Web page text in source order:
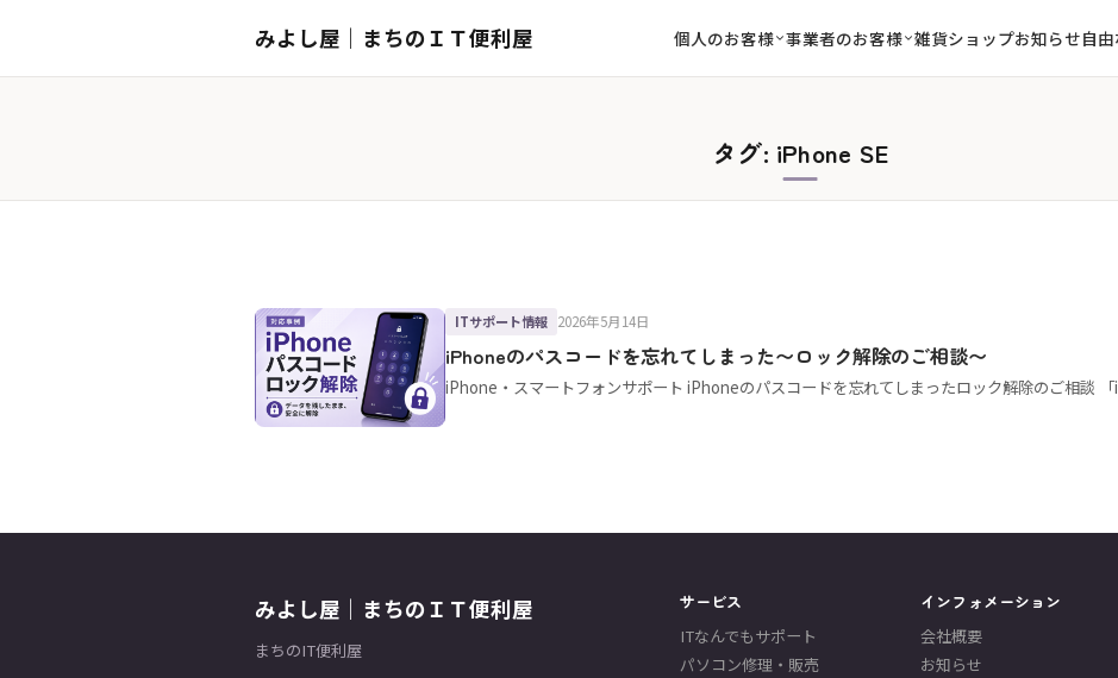
みよし屋｜まちのＩＴ便利屋 個人のお客様 事業者のお客様 雑貨ショップお知らせ自
タグ: iPhone SE
ITサポート情報 2026年5月14日
iPhoneのパスコードを忘れてしまった〜ロック解除のご相談〜
iPhone・スマートフォンサポート iPhoneのパスコードを忘れてしまったロック解除のご相談
みよし屋｜まちのＩＴ便利屋
まちのIT便利屋
サービス
ITなんでもサポート
パソコン修理・販売
インフォメーション
会社概要
お知らせ